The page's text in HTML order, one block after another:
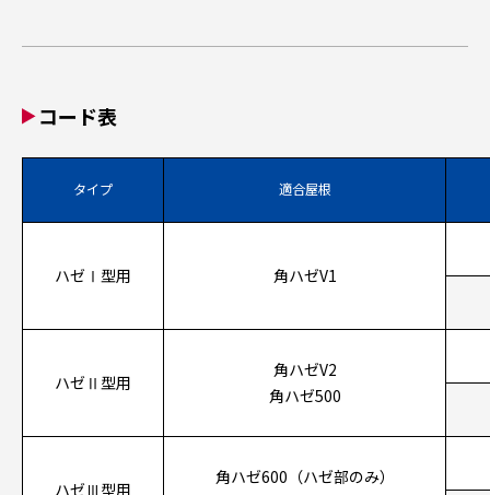
コード表
タイプ 適合屋根
ハゼⅠ型用 角ハゼV1
ハゼⅡ型用
角ハゼV2
角ハゼ500
ハゼⅢ型用
角ハゼ600（ハゼ部のみ）